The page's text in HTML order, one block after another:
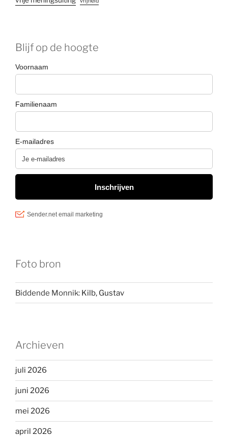
Blijf op de hoogte
Foto bron
Biddende Monnik: Kilb, Gustav
Archieven
juli 2026
juni 2026
mei 2026
april 2026